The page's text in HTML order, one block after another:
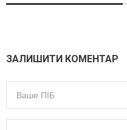
ЗАЛИШИТИ КОМЕНТАР